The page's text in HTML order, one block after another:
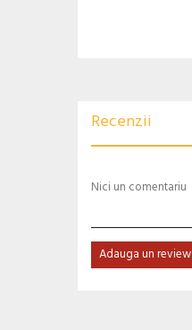
Recenzii
Nici un comentariu
Adauga un review